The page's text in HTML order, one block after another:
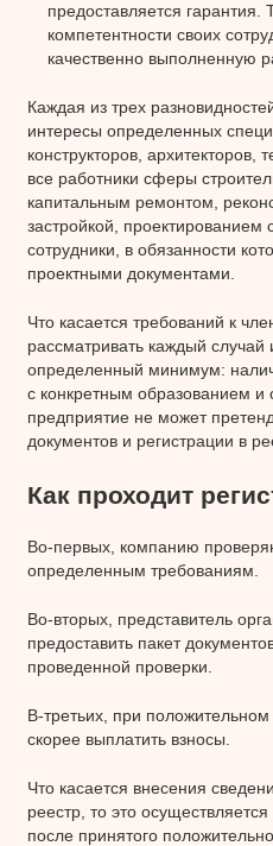
предоставляется гарантия.
компетентности своих
качественно выполненную
Каждая из трех
интересы определенных
конструкторов, архитекторов,
все работники сферы
капитальным ремонтом,
застройкой,
сотрудники, в обязанности
проектными документами.
Что касается требований к
рассматривать каждый
определенный минимум:
с конкретным образованием и
предприятие не может
документов и регистрации в
Как проходит
Во-первых, компанию
определенным требованиям.
Во-вторых, представитель
предоставить пакет
проведенной проверки.
В-третьих, при
скорее выплатить взносы.
Что касается внесения
реестр, то это
после принятого